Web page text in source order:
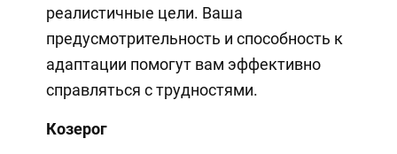
реалистичные цели. Ваша
предусмотрительность и способность к
адаптации помогут вам эффективно
справляться с трудностями.
Козерог